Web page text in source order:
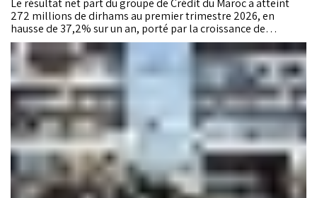
Le résultat net part du groupe de Crédit du Maroc a atteint
272 millions de dirhams au premier trimestre 2026, en
hausse de 37,2% sur un an, porté par la croissance de
l’activité commerciale, la maîtrise des charges et
l’amélioration du coût du risque.